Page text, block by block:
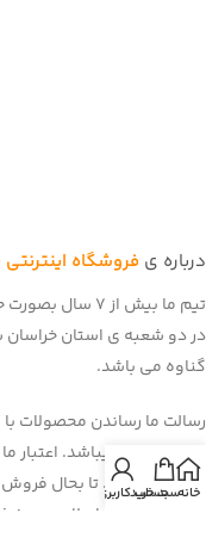
درباره ی فروشگاه
تیم ما بیش
در دو شعبه ی استان خراسان
گناوه می باشد.
رسالت ما رساندن محصولات
میهنان عزیز میباشد.
عزیز می باشید. تا بحال
خانهسبد خرید
حساب کاربری من